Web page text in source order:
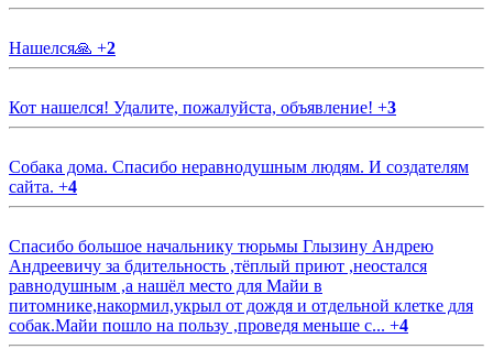
Нашелся🙏 +2
Кот нашелся! Удалите, пожалуйста, объявление! +3
Собака дома. Спасибо неравнодушным людям. И создателям
сайта. +4
Спасибо большое начальнику тюрьмы Глызину Андрею
Андреевичу за бдительность ,тёплый приют ,неостался
равнодушным ,а нашёл место для Майи в
питомнике,накормил,укрыл от дождя и отдельной клетке для
собак.Майи пошло на пользу ,проведя меньше с... +4